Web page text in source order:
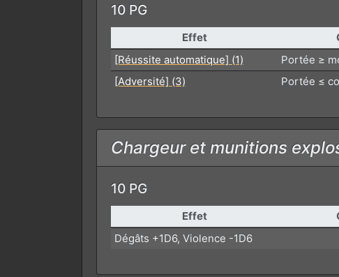
10 PG
Effet
[Réussite automatique] (1)
Portée ≥
[Adversité] (3)
Portée ≤
Chargeur et munitions
10 PG
Effet
Dégâts +1D6, Violence -1D6